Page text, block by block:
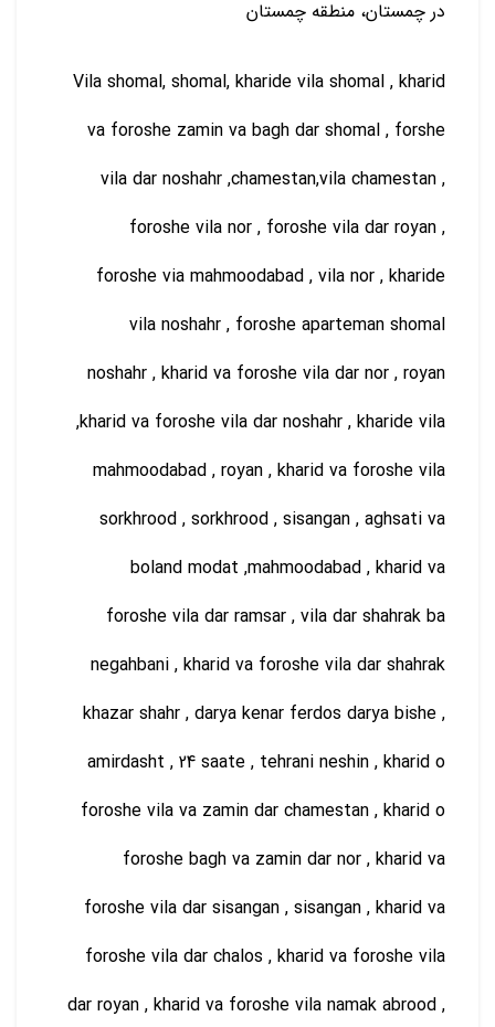
در چمستان، منطقه چمستان
Vila shomal, shomal, kharide vila shomal , kharid
va foroshe zamin va bagh dar shomal , forshe
vila dar noshahr ,chamestan,vila chamestan ,
foroshe vila nor , foroshe vila dar royan ,
foroshe via mahmoodabad , vila nor , kharide
vila noshahr , foroshe aparteman shomal
noshahr , kharid va foroshe vila dar nor , royan
,kharid va foroshe vila dar noshahr , kharide vila
mahmoodabad , royan , kharid va foroshe vila
sorkhrood , sorkhrood , sisangan , aghsati va
boland modat ,mahmoodabad , kharid va
foroshe vila dar ramsar , vila dar shahrak ba
negahbani , kharid va foroshe vila dar shahrak
khazar shahr , darya kenar ferdos darya bishe ,
amirdasht , 24 saate , tehrani neshin , kharid o
foroshe vila va zamin dar chamestan , kharid o
foroshe bagh va zamin dar nor , kharid va
foroshe vila dar sisangan , sisangan , kharid va
foroshe vila dar chalos , kharid va foroshe vila
dar royan , kharid va foroshe vila namak abrood ,